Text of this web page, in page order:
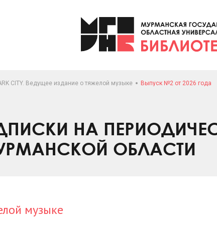
CITY. Ведущее издание о тяжелой музыке Выпуск №2 от 2026 года
НА
ОБЛАСТИ
музыке